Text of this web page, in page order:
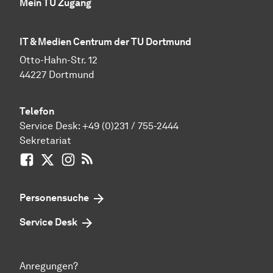
Mein TU Zugang
IT & Medien Centrum der TU Dortmund
Otto-Hahn-Str. 12
44227 Dortmund
Telefon
Service Desk: +49 (0)231 / 755-2444
Sekretariat
FacebookX / vormals Twitter
Instagram
Personensuche
Service Desk
Anregungen?